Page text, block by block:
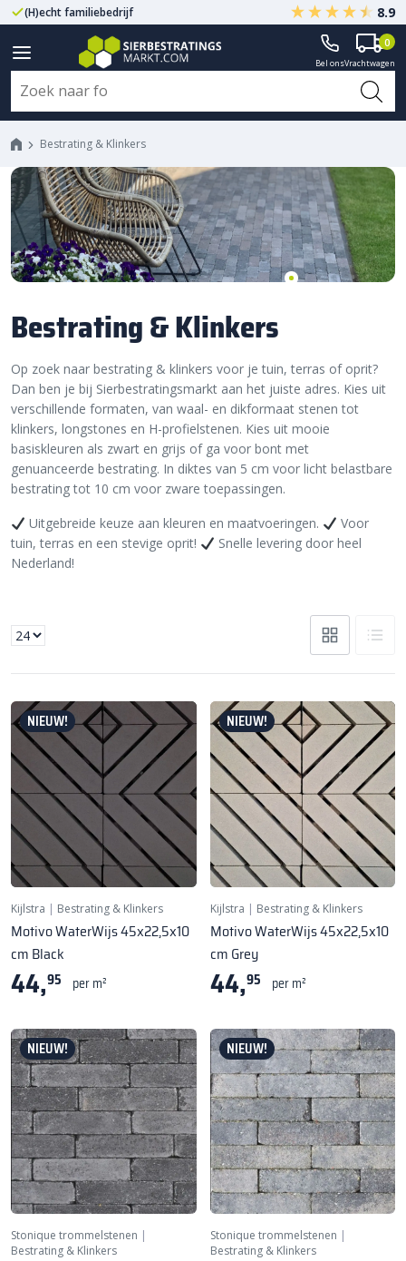
(H)echt familiebedrijf Gegarandeerd A-kwaliteit
8.9
Bel onsVrachtwagen
0
Bestrating & Klinkers
Bestrating & Klinkers
Op zoek naar bestrating & klinkers voor je tuin, terras of oprit?
Dan ben je bij Sierbestratingsmarkt aan het juiste adres. Kies uit
verschillende formaten, van waal- en dikformaat stenen tot
klinkers, longstones en H-profielstenen. Kies uit mooie
basiskleuren als zwart en grijs of ga voor bont met
genuanceerde bestrating. In diktes van 5 cm voor licht belastbare
bestrating tot 10 cm voor zware toepassingen.
Uitgebreide keuze aan kleuren en maatvoeringen.
Voor
tuin, terras en een stevige oprit!
Snelle levering door heel
Nederland!
NIEUW!
Kijlstra | Bestrating & Klinkers
Motivo WaterWijs 45x22,5x10
cm Black
44,95 per m²
NIEUW!
Kijlstra | Bestrating & Klinkers
Motivo WaterWijs 45x22,5x10
cm Grey
44,95 per m²
NIEUW!
Stonique trommelstenen
Bestrating & Klinkers
NIEUW!
Stonique trommelstenen
Bestrating & Klinkers